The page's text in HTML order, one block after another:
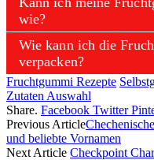
wie?
Wie kann ich die
verpacken?
Fruchtgummi Rezepte
Zutaten Auswahl
Share. Facebook Twitter
Previous Article
und beliebte Vornamen
Next Article Checkpoint